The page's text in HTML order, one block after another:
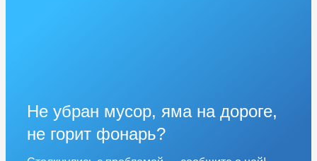
Не убран мусор, яма на дороге,
не горит фонарь?